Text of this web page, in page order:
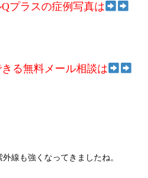
プラスの症例写真は
る無料メール相談は
線も強くなってきましたね。